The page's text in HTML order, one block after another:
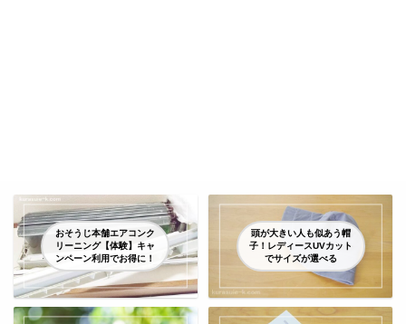
おそうじ本舗エアコンク
リーニング【体験】キャ
ンペーン利用でお得に！
頭が大きい人も似あう帽
子！レディースUVカット
でサイズが選べる